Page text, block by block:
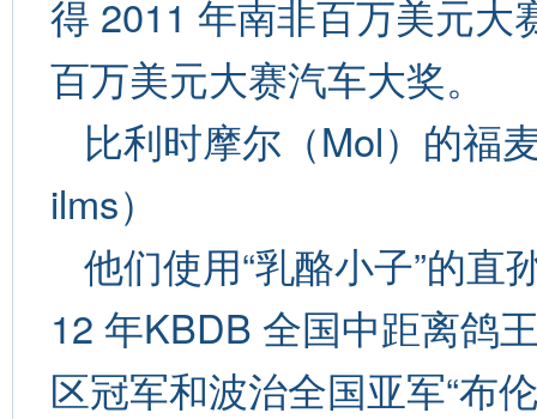
得 2011 年南非百万美元大
百万美元大赛汽车大奖。
比利时摩尔（Mol）的福
ilms）
他们使用“乳酪小子”的直
12 年KBDB 全国中距离鸽
区冠军和波治全国亚军“布